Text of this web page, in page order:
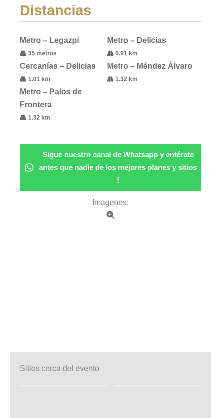
Distancias
Metro – Legazpi
35 metros
Metro – Delicias
0.91 km
Cercanías – Delicias
1.01 km
Metro – Méndez Álvaro
1.32 km
Metro – Palos de
Frontera
1.32 km
Sigue nuestro canal de Whatsapp y entérate
antes que nadie de los mejores planes y sitios
!
Imagenes:
Sitios cerca del evento